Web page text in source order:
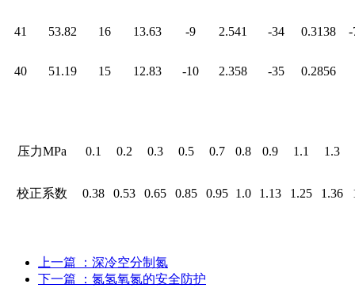
41 53.82 16 13.63 -9 2.541 -34 0.3138 -
40 51.19 15 12.83 -10 2.358 -35 0.2856
压力MPa 0.1 0.2 0.3 0.5 0.7 0.8 0.9 1.1 1.3
校正系数 0.38 0.53 0.65 0.85 0.95 1.0 1.13 1.25 1.36
上一篇
：深冷空分制氮
下一篇
：氮氢氧氮的安全防护